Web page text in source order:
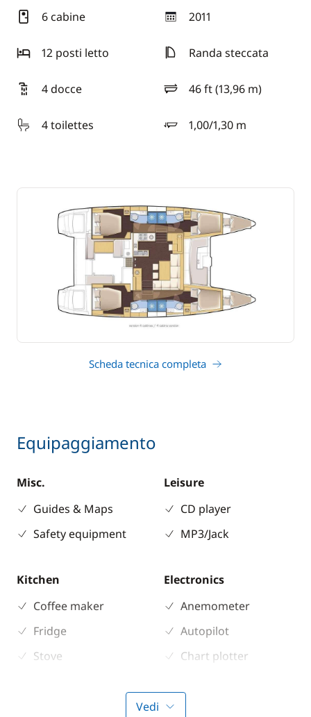
6 cabine 2011
anno
12 posti letto
Randa steccata
4 docce 46 ft (13,96 m)
lunghezza
4 toilettes
1,00/1,30 m
pescaggio
Scheda tecnica completa
Equipaggiamento
Misc.
Guides & Maps
Safety equipment
Leisure
CD player
MP3/Jack
Kitchen
Coffee maker
Fridge
Stove
Electronics
Anemometer
Autopilot
Chart plotter
Vedi